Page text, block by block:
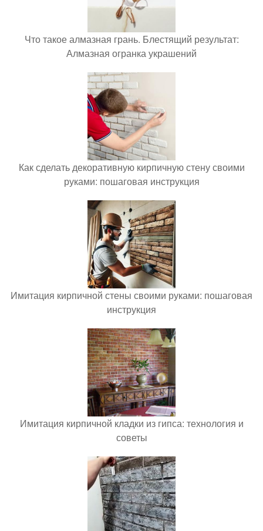
Что такое алмазная грань. Блестящий результат:
Алмазная огранка украшений
Как сделать декоративную кирпичную стену своими
руками: пошаговая инструкция
Имитация кирпичной стены своими руками: пошаговая
инструкция
Имитация кирпичной кладки из гипса: технология и
советы